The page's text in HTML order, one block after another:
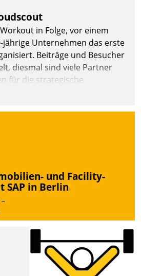
es
in Folge, vor einem
jährige Unternehmen das erste
Beiträge und Besucher
diesmal sind viele Partner
für die strategische
Kunden.
und Facility-
SAP in Berlin
–